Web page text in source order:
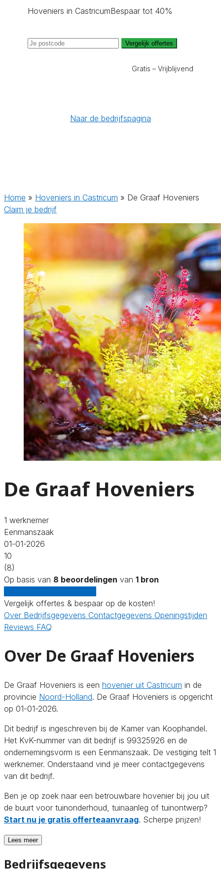
Hoveniers in CastricumBespaar tot 40%
Vergelijk offertes
Gratis – Vrijblijvend
Naar de bedrijfspagina
Home » Hoveniers in Castricum » De Graaf Hoveniers
Claim je bedrijf
De Graaf Hoveniers
1 werknemer
Eenmanszaak
01-01-2026
10
(8)
Op basis van 8 beoordelingen van 1 bron
Vergelijk offertes & bespaar op de kosten!
Over Bedrijfsgegevens Contactgegevens Openingstijden
Reviews FAQ
Over De Graaf Hoveniers
De Graaf Hoveniers is een hovenier uit Castricum in de
provincie Noord-Holland. De Graaf Hoveniers is opgericht
op 01-01-2026.
Dit bedrijf is ingeschreven bij de Kamer van Koophandel.
Het KvK-nummer van dit bedrijf is 99325926 en de
ondernemingsvorm is een Eenmanszaak. De vestiging telt 1
werknemer. Onderstaand vind je meer contactgegevens
van dit bedrijf.
Ben je op zoek naar een betrouwbare hovenier bij jou uit
de buurt voor tuinonderhoud, tuinaanleg of tuinontwerp?
Start nu je gratis offerteaanvraag. Scherpe prijzen!
Lees meer
Bedrijfsgegevens